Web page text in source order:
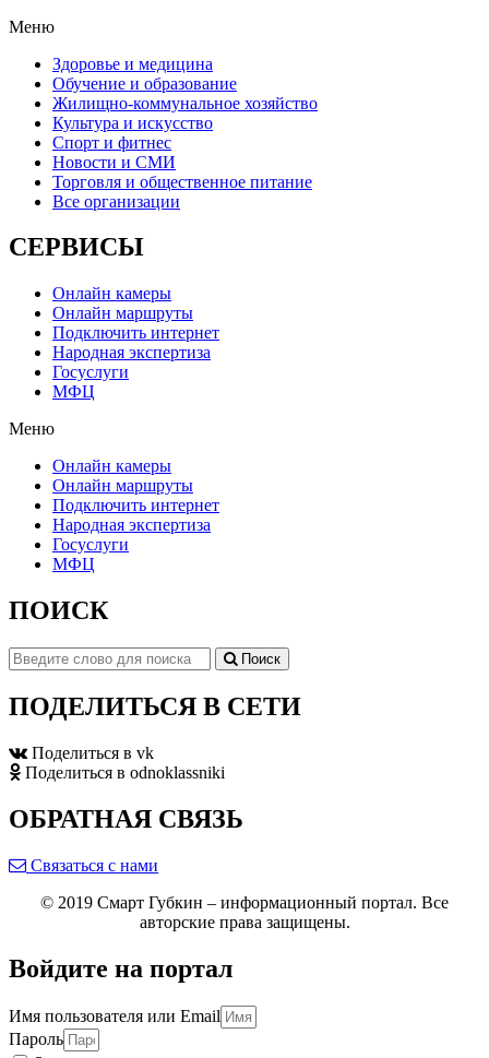
Меню
Здоровье и медицина
Обучение и образование
Жилищно-коммунальное хозяйство
Культура и искусство
Спорт и фитнес
Новости и СМИ
Торговля и общественное питание
Все организации
СЕРВИСЫ
Онлайн камеры
Онлайн маршруты
Подключить интернет
Народная экспертиза
Госуслуги
МФЦ
Меню
Онлайн камеры
Онлайн маршруты
Подключить интернет
Народная экспертиза
Госуслуги
МФЦ
ПОИСК
Поиск
ПОДЕЛИТЬСЯ В СЕТИ
Поделиться в vk
Поделиться в odnoklassniki
ОБРАТНАЯ СВЯЗЬ
Связаться с нами
© 2019 Смарт Губкин – информационный портал. Все
авторские права защищены.
Войдите на портал
Имя пользователя или Email
Пароль